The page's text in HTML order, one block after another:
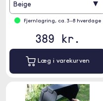
Beige ▾
Fjernlagring, ca. 3-8 hverdage
389 kr.
Læg i varekurven